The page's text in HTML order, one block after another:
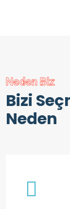
Neden Biz
Bizi
Neden